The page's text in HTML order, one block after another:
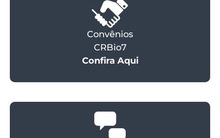
Convênios
CRBio7
Confira Aqui